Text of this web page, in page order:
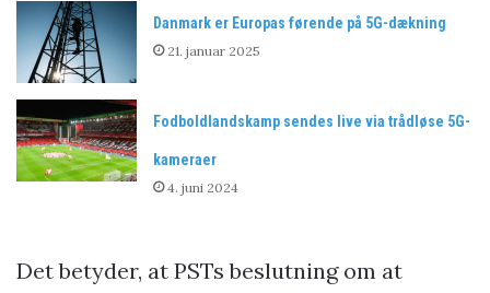
Danmark er Europas førende på 5G-dækning
21. januar 2025
Fodboldlandskamp sendes live via trådløse 5G-
kameraer
4. juni 2024
Det betyder, at PSTs beslutning om at